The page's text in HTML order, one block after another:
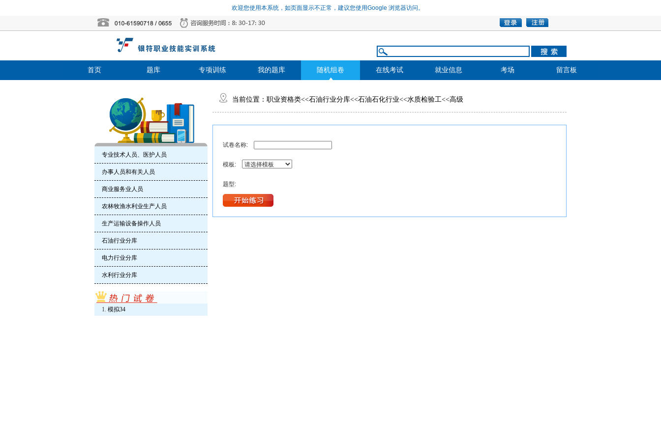
欢迎您使用本系统，如页面显示不正常，建议您使用Google 浏览器访问。
首页 题库 专项训练 我的题库 随机组卷 在线考试 就业信息 考场 留言板
专业技术人员、医护人员
办事人员和有关人员
商业服务业人员
农林牧渔水利业生产人员
生产运输设备操作人员
石油行业分库
电力行业分库
水利行业分库
模拟34
当前位置： 职业资格类<<石油行业分库<<石油石化行业<<水质检验工<<高级
试卷名称:
模板:
题型: